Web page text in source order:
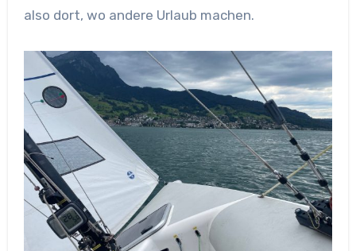
also dort, wo andere Urlaub machen.